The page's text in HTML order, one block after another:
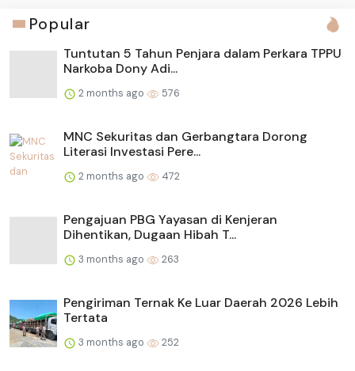
Popular
Tuntutan 5 Tahun Penjara dalam Perkara TPPU
Narkoba Dony Adi...
2 months ago 576
MNC Sekuritas dan Gerbangtara Dorong
Literasi Investasi Pere...
2 months ago 472
Pengajuan PBG Yayasan di Kenjeran
Dihentikan, Dugaan Hibah T...
3 months ago 263
Pengiriman Ternak Ke Luar Daerah 2026 Lebih
Tertata
3 months ago 252